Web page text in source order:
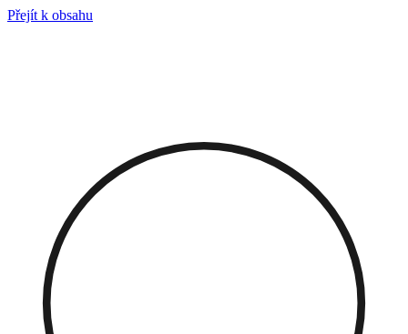
Přejít k obsahu